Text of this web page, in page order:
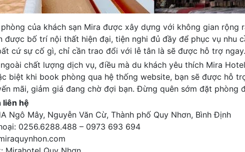
của khách sạn Mira được xây dựng với không gian rộng
được bố trí nội thất hiện đại, tiện nghi đủ đầy để phục vụ nhu
cứ sự cố gì, chỉ cần trao đổi với lễ tân là sẽ được hỗ trợ ngay.
chất lượng dịch vụ, điều mà du khách yêu thích Mira
biệt khi book phòng qua hệ thống website, bạn sẽ được hỗ
mãi, giảm giá đang chờ đợi bạn. Đừng quên sớm đặt phòng
liên hệ
Ngô Mây, Nguyễn Văn Cừ, Thành phố Quy Nhơn, Bình Định
0256.6288.488 – 0973 693 694